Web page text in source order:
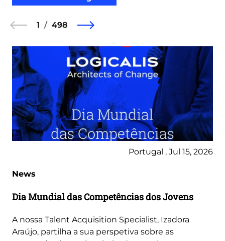
1 498
Portugal , Jul 15, 2026
News
Dia Mundial das Competências dos Jovens
A nossa Talent Acquisition Specialist, Izadora
Araújo, partilha a sua perspetiva sobre as